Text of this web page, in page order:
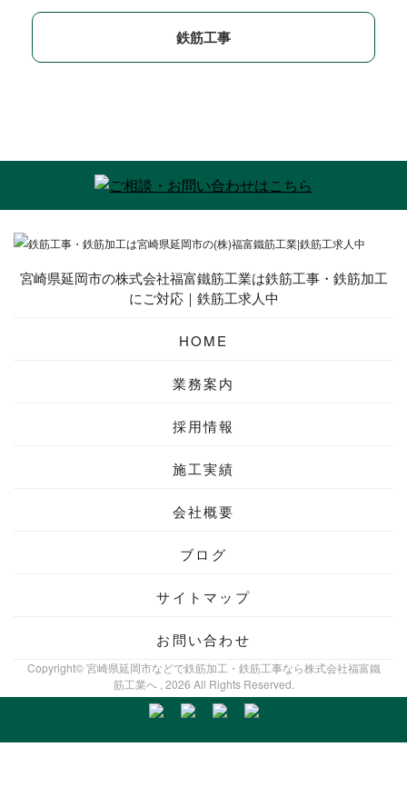
鉄筋工事
宮崎県延岡市の株式会社福富鐵筋工業は鉄筋工事・鉄筋加工
にご対応｜鉄筋工求人中
HOME
業務案内
採用情報
施工実績
会社概要
ブログ
サイトマップ
お問い合わせ
Copyright© 宮崎県延岡市などで鉄筋加工・鉄筋工事なら株式会社福富鐵
筋工業へ , 2026 All Rights Reserved.